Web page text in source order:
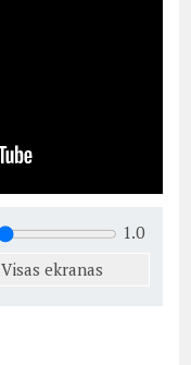
1.0
Visas ekranas